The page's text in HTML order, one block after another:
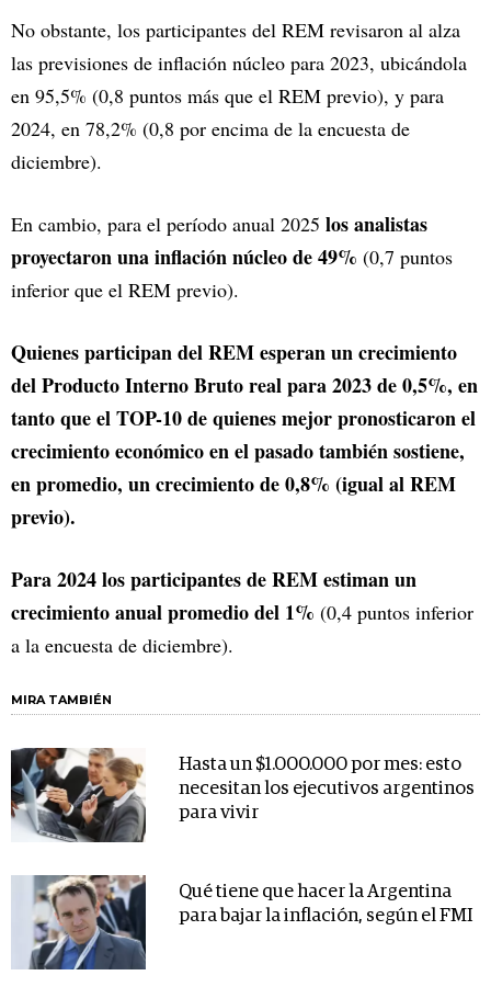
No obstante, los participantes del REM revisaron al alza
las previsiones de inflación núcleo para 2023, ubicándola
en 95,5% (0,8 puntos más que el REM previo), y para
2024, en 78,2% (0,8 por encima de la encuesta de
diciembre).
En cambio, para el período anual 2025 los analistas
proyectaron una inflación núcleo de 49% (0,7 puntos
inferior que el REM previo).
Quienes participan del REM esperan un crecimiento
del Producto Interno Bruto real para 2023 de 0,5%, en
tanto que el TOP-10 de quienes mejor pronosticaron el
crecimiento económico en el pasado también sostiene,
en promedio, un crecimiento de 0,8% (igual al REM
previo).
Para 2024 los participantes de REM estiman un
crecimiento anual promedio del 1% (0,4 puntos inferior
a la encuesta de diciembre).
MIRA TAMBIÉN
Hasta un $1.000.000 por mes: esto
necesitan los ejecutivos argentinos
para vivir
Qué tiene que hacer la Argentina
para bajar la inflación, según el FMI